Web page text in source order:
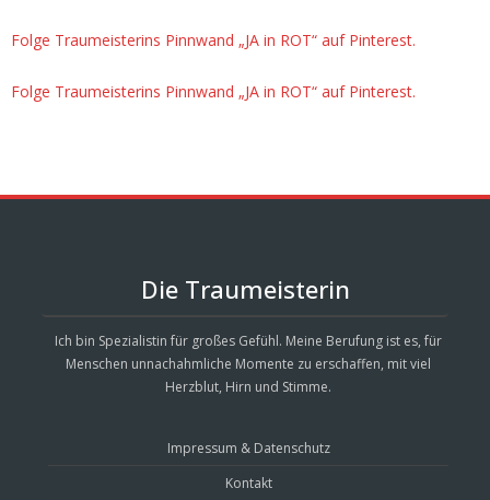
Folge Traumeisterins Pinnwand „JA in ROT“ auf Pinterest.
Folge Traumeisterins Pinnwand „JA in ROT“ auf Pinterest.
Die Traumeisterin
Ich bin Spezialistin für großes Gefühl. Meine Berufung ist es, für
Menschen unnachahmliche Momente zu erschaffen, mit viel
Herzblut, Hirn und Stimme.
Impressum & Datenschutz
Kontakt